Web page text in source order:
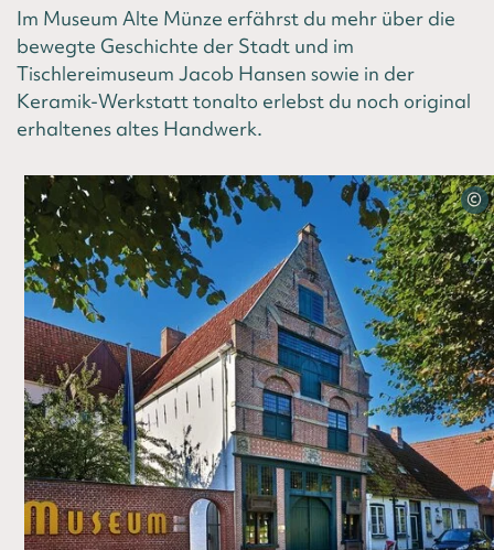
Im Museum Alte Münze erfährst du mehr über die
bewegte Geschichte der Stadt und im
Tischlereimuseum Jacob Hansen sowie in der
Keramik-Werkstatt tonalto erlebst du noch original
erhaltenes altes Handwerk.
©